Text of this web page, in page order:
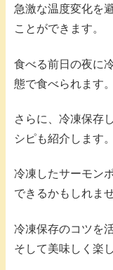
急激な温度変化を
ことができます。
食べる前日の夜に
態で食べられます。
さらに、冷凍保存
シピも紹介します。
冷凍したサーモン
できるかもしれませ
冷凍保存のコツを
そして美味しく楽